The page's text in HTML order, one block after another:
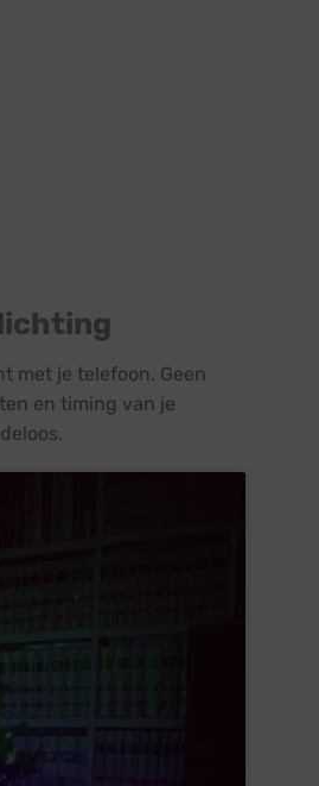
met je telefoon. Geen
en timing van je